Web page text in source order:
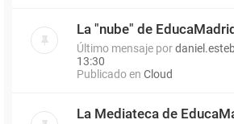
La "nube" de
Último mensaje por
13:30
Publicado en Cloud
La Mediateca de